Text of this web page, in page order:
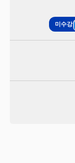
미수강